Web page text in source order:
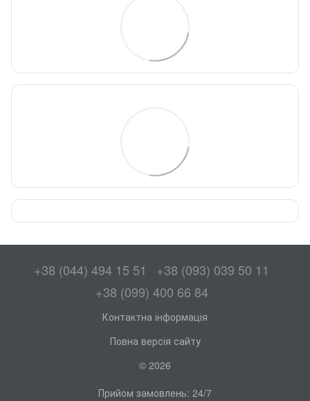
+38 (044) 494 15 51
+38 (093) 039 50 11
+38 (099) 400 66 84
Контактна інформація
Повна версія сайту
© 2026
Прийом замовлень: 24/7